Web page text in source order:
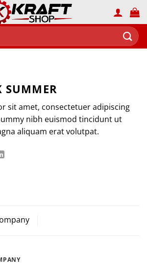
SUMMER
sit amet, consectetuer adipiscing
nibh euismod tincidunt ut
aliquam erat volutpat.